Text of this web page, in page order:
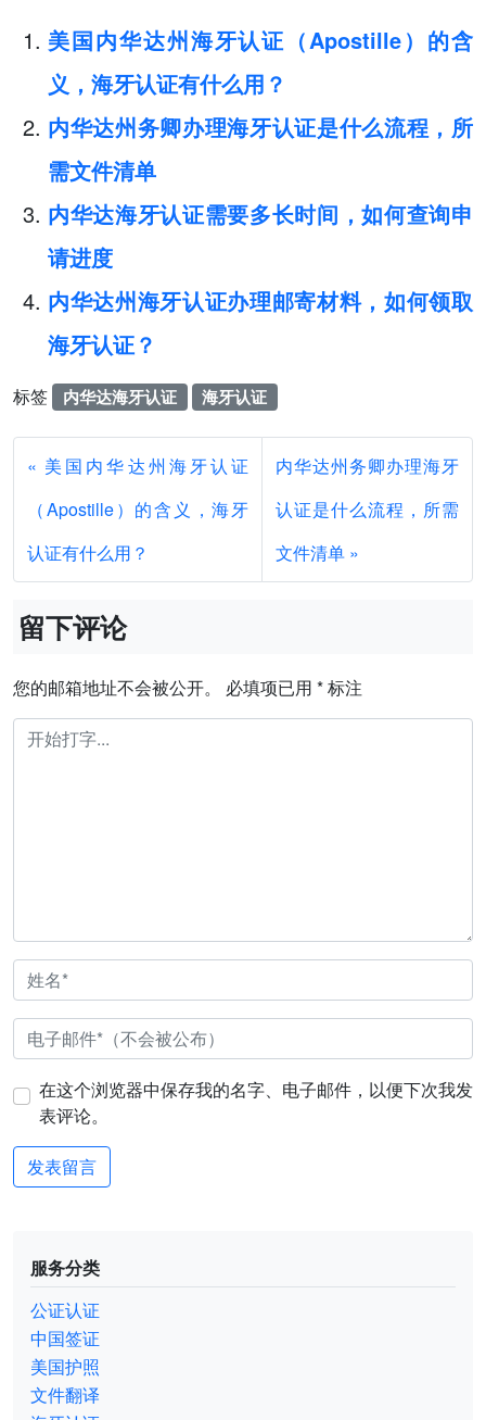
美国内华达州海牙认证（Apostille）的含
义，海牙认证有什么用？
内华达州务卿办理海牙认证是什么流程，所
需文件清单
内华达海牙认证需要多长时间，如何查询申
请进度
内华达州海牙认证办理邮寄材料，如何领取
海牙认证？
标签 内华达海牙认证 海牙认证
美国内华达州海牙认证
（Apostille）的含义，海牙
认证有什么用？
内华达州务卿办理海牙
认证是什么流程，所需
文件清单
留下评论
您的邮箱地址不会被公开。 必填项已用 *标注
在这个浏览器中保存我的名字、电子邮件，以便下次我发
表评论。
服务分类
公证认证
中国签证
美国护照
文件翻译